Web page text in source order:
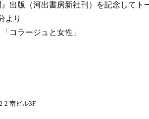
出版（河出書房新社刊）を記念してト
より
コラージュと女性」
2 南ビル3F